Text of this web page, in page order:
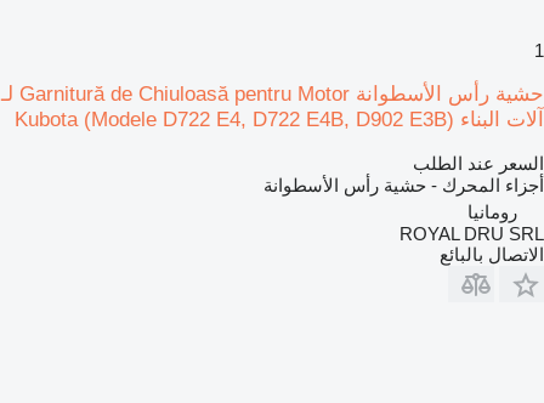
1
حشية رأس الأسطوانة Garnitură de Chiuloasă pentru Motor لـ
آلات البناء Kubota (Modele D722 E4, D722 E4B, D902 E3B)
السعر عند الطلب
أجزاء المحرك - حشية رأس الأسطوانة
رومانيا
ROYAL DRU SRL
الاتصال بالبائع